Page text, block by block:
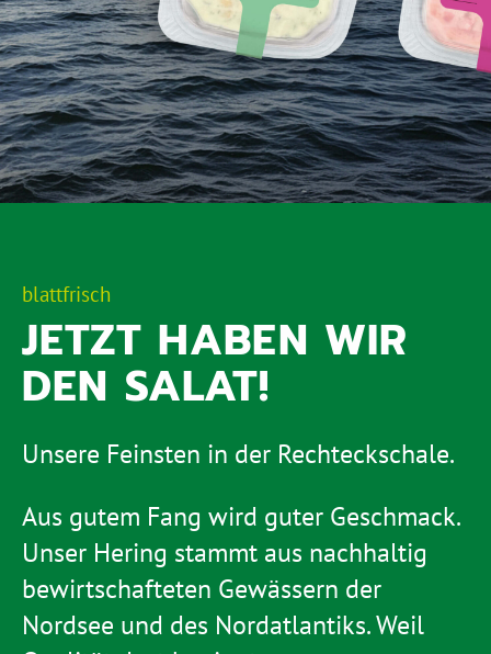
blattfrisch
JETZT HABEN WIR
DEN SALAT!
Unsere Feinsten in der Rechteckschale.
Aus gutem Fang wird guter Geschmack.
Unser Hering stammt aus nachhaltig
bewirtschafteten Gewässern der
Nordsee und des Nordatlantiks. Weil